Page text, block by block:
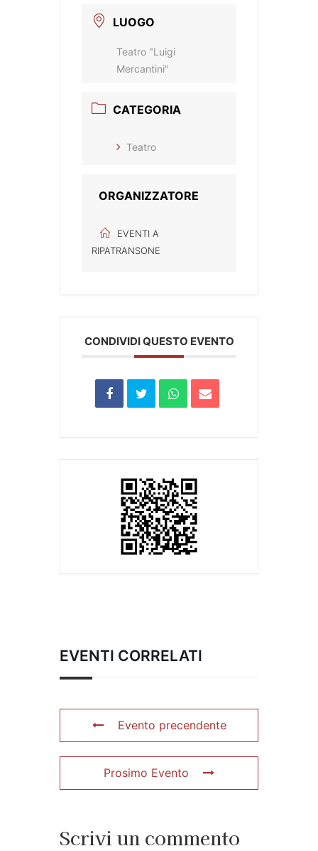
LUOGO
Teatro "Luigi
Mercantini"
CATEGORIA
Teatro
ORGANIZZATORE
EVENTI A
RIPATRANSONE
CONDIVIDI QUESTO EVENTO
EVENTI CORRELATI
Evento precendente
Prosimo Evento
Scrivi un commento